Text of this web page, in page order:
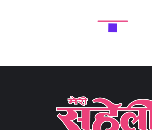
Next Article
लघुकथा- किरकिरी (Short Story-